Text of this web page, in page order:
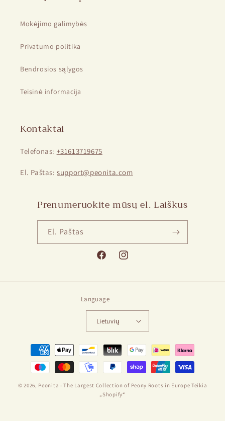
Mokėjimo galimybės
Privatumo politika
Bendrosios sąlygos
Teisinė informacija
Kontaktai
Telefonas: +31613719675
El. Paštas:support@peonita.com
Prenumeruokite mūsų el. Laiškus
El. Paštas
„Facebook“„Instagram“
Language
Lietuvių
Mokėjimo
būdai
© 2026, Peonita - The Largest Collection of Peony Roots in Europe Teikia
„Shopify“